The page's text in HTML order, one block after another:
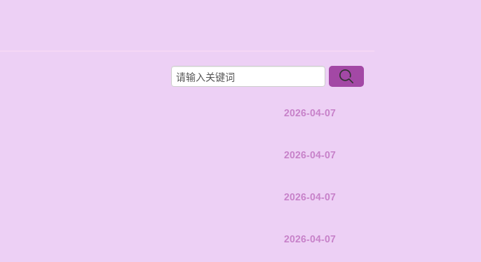
2026-04-07
2026-04-07
2026-04-07
2026-04-07